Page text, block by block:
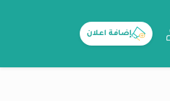
إضافة اعلان